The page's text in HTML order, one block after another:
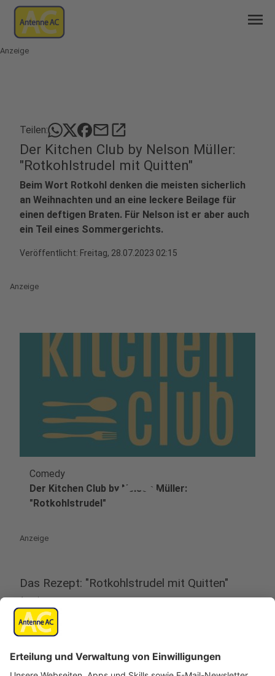
menu
Anzeige
Teilen: mailopen_in_new
Der Kitchen Club by Nelson Müller:
"Rotkohlstrudel mit Quitten"
Beim Wort Rotkohl denken die meisten sicherlich
an Weihnachten und an eine leckere Beilage für
einen deftigen Braten. Für Nelson ist er aber auch
ein Teil eines Sommergerichts.
Veröffentlicht: Freitag, 28.07.2023 02:15
Anzeige
play_circle
Comedy
Der Kitchen Club by Nelson Müller:
"Rotkohlstrudel"
Anzeige
Das Rezept: "Rotkohlstrudel mit Quitten"
Anzeige